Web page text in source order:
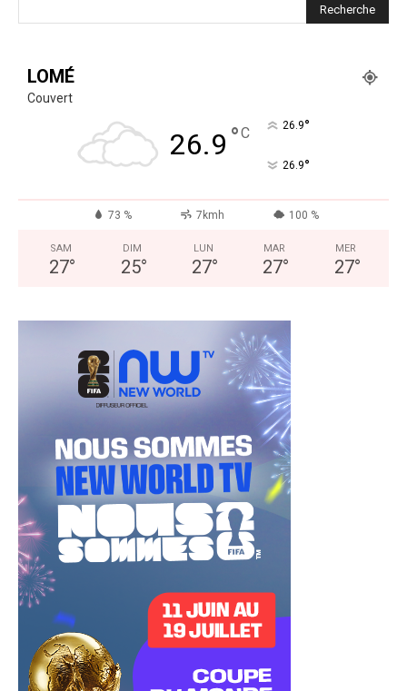
LOMÉ
Couvert
26.9 °C 26.9°
26.9°
73 % 7kmh 100 %
SAM
27°
DIM
25°
LUN
27°
MAR
27°
MER
27°